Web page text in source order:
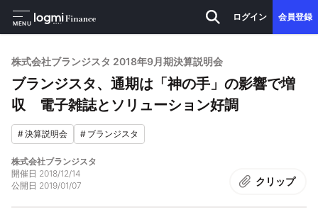
MENU
ログイン 会員登録
株式会社ブランジスタ 2018年9月期決算説明会
ブランジスタ、通期は「神の手」の影響で増
収 電子雑誌とソリューション好調
#決算説明会 # ブランジスタ
株式会社ブランジスタ
開催日 2018/12/14
公開日 2019/01/07 クリップ